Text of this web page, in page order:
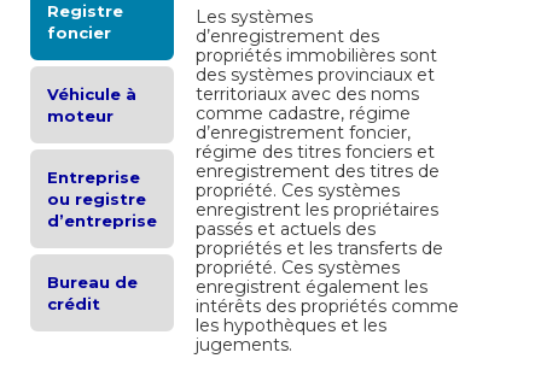
Registre
foncier
Véhicule à
moteur
Entreprise
ou registre
d’entreprise
Bureau de
crédit
Les systèmes
d’enregistrement des
propriétés immobilières sont
des systèmes provinciaux et
territoriaux avec des noms
comme cadastre, régime
d’enregistrement foncier,
régime des titres fonciers et
enregistrement des titres de
propriété. Ces systèmes
enregistrent les propriétaires
passés et actuels des
propriétés et les transferts de
propriété. Ces systèmes
enregistrent également les
intérêts des propriétés comme
les hypothèques et les
jugements.